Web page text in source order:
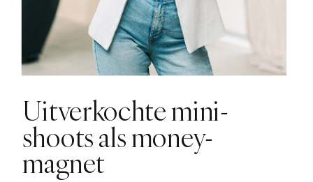
Uitverkochte mini-
shoots als money-
magnet